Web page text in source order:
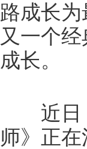
路成长
又一个
成长。
近日，
师》正